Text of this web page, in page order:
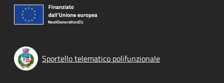
Sportello telematico polifunzionale